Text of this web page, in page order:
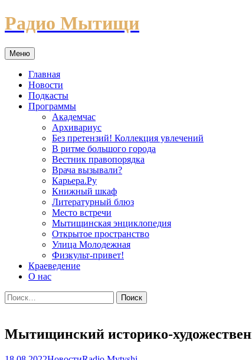
Перейти
к
Радио Мытищи
Меню
Главная
Новости
Подкасты
Программы
Академчас
Архивариус
Без претензий! Коллекция увлечений
В ритме большого города
Вестник правопорядка
Врача вызывали?
Карьера.Ру
Книжный шкаф
Литературный блюз
Место встречи
Мытищинская энциклопедия
Открытое пространство
Улица Молодежная
Физкульт-привет!
Краеведение
О нас
Найти:
Мытищинский историко-